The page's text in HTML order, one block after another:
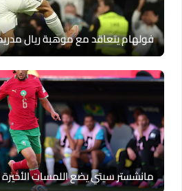
فولهام يتعاقد مع موهبة ريال مدريد بـ42 مليون يورو
مانشستر سيتي يضع اللمسات الأخيرة